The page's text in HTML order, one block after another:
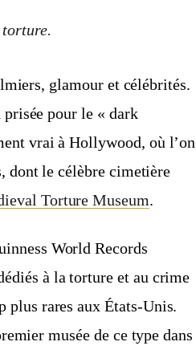
glamour et célébrités.
prisée pour le « dark
vrai à Hollywood, où l’on
dont le célèbre cimetière
Torture Museum.
World Records
à la torture et au crime
plus rares aux États-Unis.
musée de ce type dans